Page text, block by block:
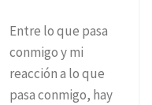
Entre lo que pasa
conmigo y mi
reacción a lo que
pasa conmigo, hay